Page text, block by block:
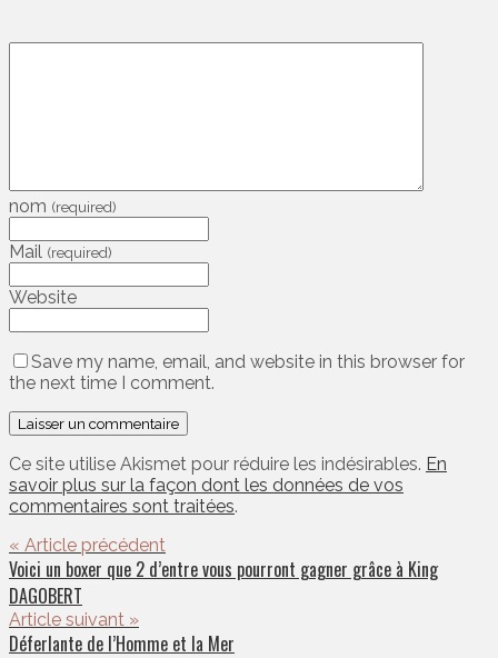
nom (required)
Mail (required)
Website
Save my name, email, and website in this browser for
the next time I comment.
Ce site utilise Akismet pour réduire les indésirables. En
savoir plus sur la façon dont les données de vos
commentaires sont traitées.
« Article précédent
Voici un boxer que 2 d’entre vous pourront gagner grâce à King
DAGOBERT
Article suivant »
Déferlante de l’Homme et la Mer